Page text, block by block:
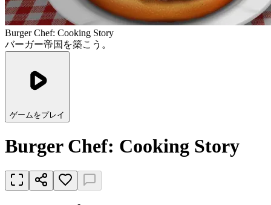
Burger Chef: Cooking Story
バーガー帝国を築こう。
ゲームをプレイ
Burger Chef: Cooking Story